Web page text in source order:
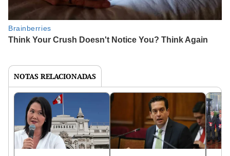
NOTAS RELACIONADAS